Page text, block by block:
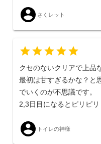
さくレット
クセのないクリアで上品
最初は甘すぎるかな？と
でいくのが不思議です。
2,3日目になるとピリピ
トイレの神様